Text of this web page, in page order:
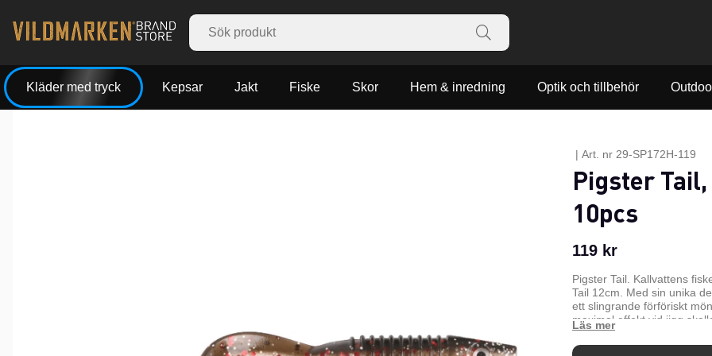
Kläder med tryck Kepsar Jakt Fiske Skor Hem & inredning Optik och tillbehör
| Art. nr 29-SP172H-119
Pigster
10pcs
119 kr
Pigster Tail. Kallvattens
Tail 12cm. Med sin unika
ett slingrande förföriskt
maximal effekt vid jigg
n